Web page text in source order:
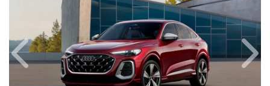
Anterior